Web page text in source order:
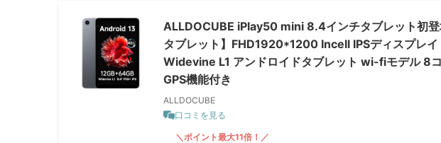
ALLDOCUBE iPlay50 mini 8.4インチタブレット初
タブレット】FHD1920*1200 Incell IPSディスプレ
Widevine L1 アンドロイドタブレット wi-fiモデル 8
GPS機能付き
ALLDOCUBE
口コミを見る
＼ポイント最大11倍！／